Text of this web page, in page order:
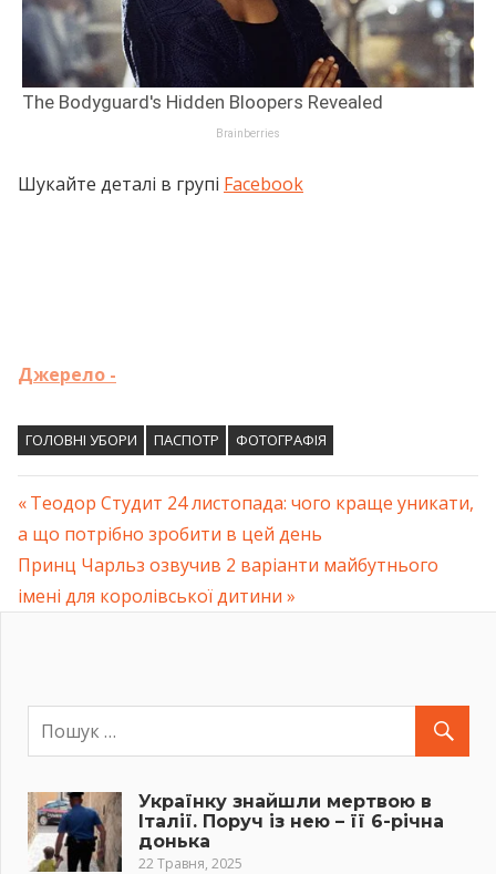
Шукайте деталі в групі Facebook
Джерело -
ГОЛОВНІ УБОРИ ПАСПОТР ФОТОГРАФІЯ
Навігація
записів
Previous
Post:
Теодор Студит 24 листопада: чого краще уникати,
а що потрібно зробити в цей день
Next
Post:
Принц Чарльз озвучив 2 варіанти майбутнього
імені для королівської дитини
Українку знайшли мертвою в
Італії. Поруч із нею – її 6-річна
донька
22 Травня, 2025